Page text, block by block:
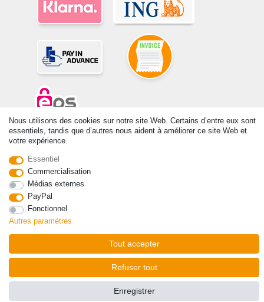
© Copyright 2026 | Tous droits réservés. -Tous droits réservés – Les
prix indiqués par le Vendeur au moment de la commande sont libellés
en Euros TTC. Les conditions s’appliquent aux livraisons en France !
Nous utilisons des cookies sur notre site Web. Certains d’entre eux sont
essentiels, tandis que d’autres nous aident à améliorer ce site Web et
votre expérience.
Essentiel
Commercialisation
Médias externes
PayPal
Fonctionnel
Autres paramètres
Tout accepter
Refuser tout
Enregistrer
Rétracter le contrat ici